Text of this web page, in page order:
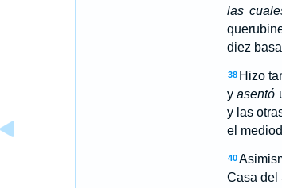
las
diez
38 Hizo
yasentó
y las
el
40
Casa del